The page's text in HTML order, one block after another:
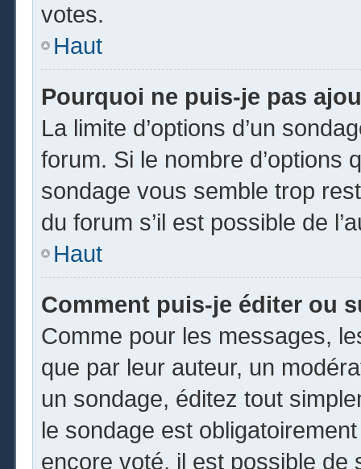
votes.
Haut
Pourquoi ne puis-je pas
La limite d’options d’un
forum. Si le nombre d’options
sondage vous semble trop
du forum s’il est possible de
Haut
Comment puis-je éditer ou
Comme pour les messages,
que par leur auteur, un
un sondage, éditez tout
le sondage est
encore voté, il est possible de